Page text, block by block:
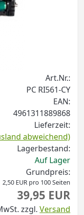
Art.Nr.:
PC RI561-CY
EAN:
4961311889868
Lieferzeit:
abweichend)
Lagerbestand:
Auf Lager
Grundpreis:
2,50 EUR pro 100 Seiten
39,95 EUR
zzgl. Versand